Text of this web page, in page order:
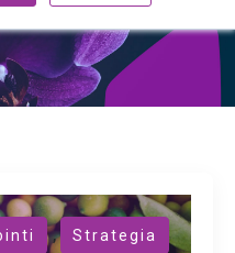
, Strategia